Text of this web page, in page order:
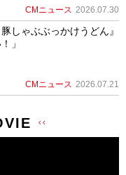
CMニュース 2026.07.30
しゃぶぶっかけうどん』
」
CMニュース 2026.07.21